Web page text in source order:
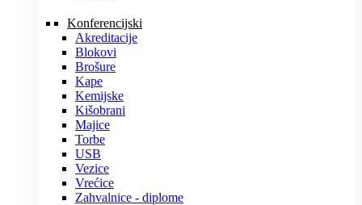
Konferencijski
Akreditacije
Blokovi
Brošure
Kape
Kemijske
Kišobrani
Majice
Torbe
USB
Vezice
Vrećice
Zahvalnice - diplome